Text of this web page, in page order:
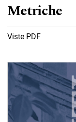
Metriche
Viste PDF
Immagine di copertina